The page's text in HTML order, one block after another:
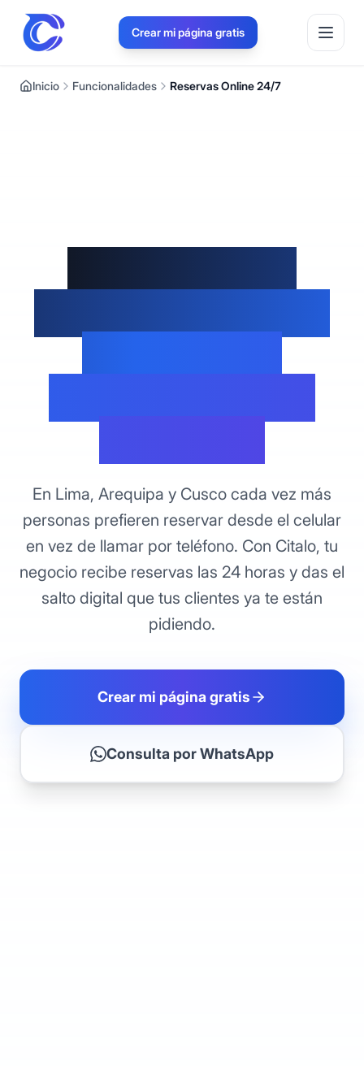
Crear mi página gratis
Inicio Funcionalidades Reservas Online 24/7
En Lima, Arequipa y Cusco cada vez más
personas prefieren reservar desde el celular
en vez de llamar por teléfono. Con Citalo, tu
negocio recibe reservas las 24 horas y das el
salto digital que tus clientes ya te están
pidiendo.
Crear mi página gratis
Consulta por WhatsApp